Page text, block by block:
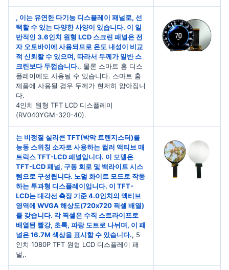
, 이는 유연한 다기능 디스플레이 패널로, 선
택할 수 있는 다양한 사양이 있습니다. 이 일
반적인 3.6인치 원형 LCD 스크린 패널은 전
자 오토바이에 사용되므로 온도 내성이 비교
적 신뢰할 수 있으며, 따라서 두께가 일반 스
크린보다 두껍습니다., 물론 스마트 홈 디스
플레이에도 사용될 수 있습니다. 스마트 홈
제품에 사용될 경우 두께가 현저히 얇아집니
다.
4인치 원형 TFT LCD 디스플레이
(RV040YGM-320-40).
는 비정질 실리콘 TFT(박막 트랜지스터)를
능동 스위칭 소자로 사용하는 컬러 액티브 매
트릭스 TFT-LCD 패널입니다. 이 모델은
TFT-LCD 패널, 구동 회로 및 백라이트 시스
템으로 구성됩니다. 노멀 화이트 모드로 작동
하는 투과형 디스플레이입니다. 이 TFT-
LCD는 대각선 측정 기준 4.0인치의 액티브
영역에 WVGA 해상도(720x720 픽셀 배열)
를 갖습니다. 각 픽셀은 수직 스트라이프로
배열된 빨강, 초록, 파랑 도트로 나뉘며, 이 패
널은 16.7M 색상을 표시할 수 있습니다., 5
인치 1080P TFT 원형 LCD 디스플레이 패
널,.